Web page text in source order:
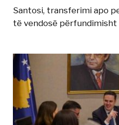
Santosi, transferimi apo
të vendosë